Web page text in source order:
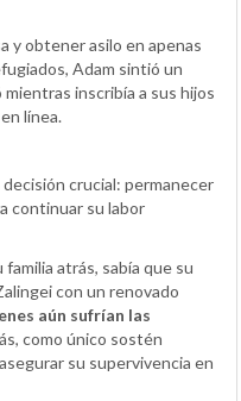
y obtener asilo en apenas
Adam sintió un
mientras inscribía a sus hijos
línea.
crucial: permanecer
continuar su labor
atrás, sabía que su
con un renovado
aún sufrían las
como único sostén
su supervivencia en